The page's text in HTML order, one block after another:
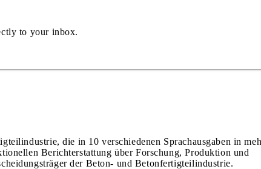
to your inbox.
die in 10 verschiedenen Sprachausgaben in
Berichterstattung über Forschung, Produktion und
der Beton- und Betonfertigteilindustrie.